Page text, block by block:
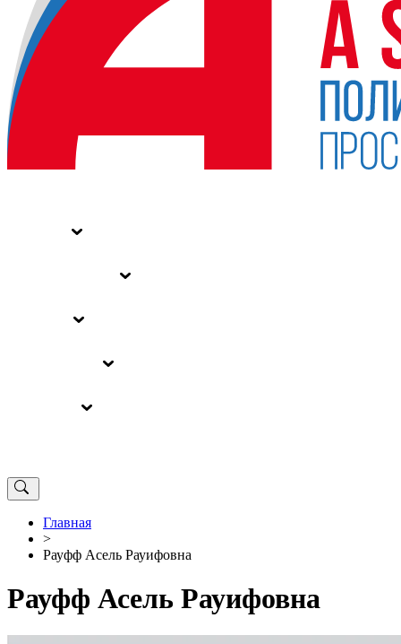
Главная
>
Рауфф Асель Рауифовна
Рауфф Асель Рауифовна